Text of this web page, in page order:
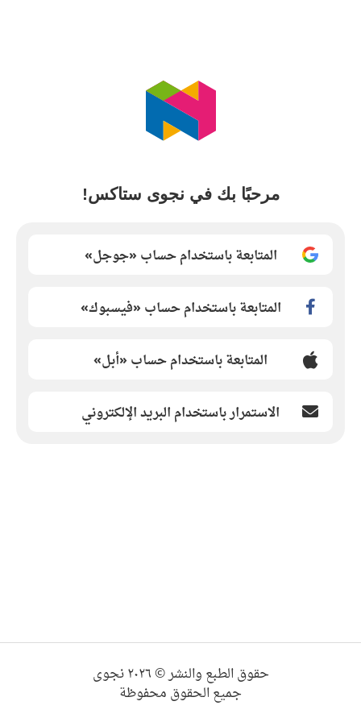
مرحبًا بك في نجوى ستاكس!
المتابعة باستخدام حساب «جوجل»
المتابعة باستخدام حساب «فيسبوك»
المتابعة باستخدام حساب «أبل»
الاستمرار باستخدام البريد الإلكتروني
حقوق الطبع والنشر © ٢٠٢٦ نجوى
جميع الحقوق محفوظة